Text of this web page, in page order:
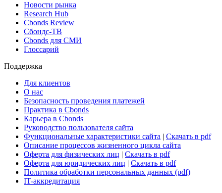
Новости рынка
Research Hub
Cbonds Review
Сбондс-ТВ
Cbonds для СМИ
Глоссарий
Поддержка
Для клиентов
О нас
Безопасность проведения платежей
Практика в Cbonds
Карьера в Cbonds
Руководство пользователя сайта
Функциональные характеристики сайта | Скачать в pdf
Описание процессов жизненного цикла сайта
Оферта для физических лиц | Скачать в pdf
Оферта для юридических лиц | Скачать в pdf
Политика обработки персональных данных (pdf)
IT-аккредитация